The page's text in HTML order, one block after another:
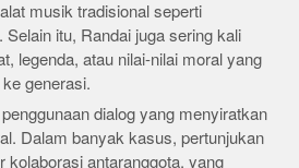
musik tradisional seperti
Selain itu, Randai juga sering kali
legenda, atau nilai-nilai moral yang
generasi.
dialog yang menyiratkan
Dalam banyak kasus, pertunjukan
kolaborasi antaranggota, yang